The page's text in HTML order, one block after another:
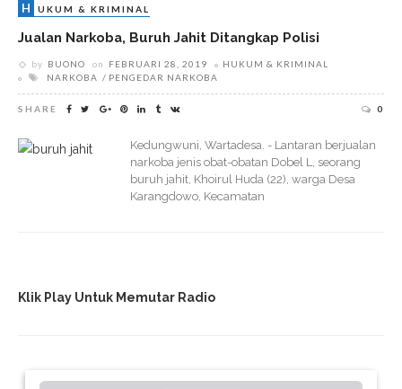
H UKUM & KRIMINAL
Jualan Narkoba, Buruh Jahit Ditangkap Polisi
by BUONO on FEBRUARI 28, 2019
HUKUM & KRIMINAL
NARKOBA
PENGEDAR NARKOBA
SHARE 0
Kedungwuni, Wartadesa. - Lantaran berjualan
narkoba jenis obat-obatan Dobel L, seorang
buruh jahit, Khoirul Huda (22), warga Desa
Karangdowo, Kecamatan
Klik Play Untuk Memutar Radio